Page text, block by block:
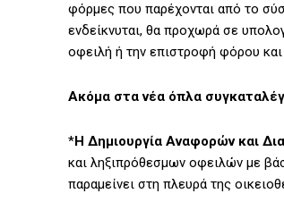
φόρμες που παρέχονται από το
ενδείκνυται, θα προχωρά σε
οφειλή ή την επιστροφή φόρου και
Ακόμα στα νέα όπλα
*Η Δημιουργία Αναφορών και
και ληξιπρόθεσμων οφειλών με
παραμείνει στη πλευρά της